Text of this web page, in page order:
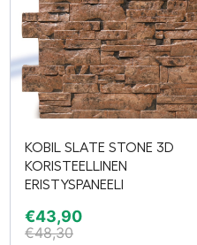
KOBIL SLATE STONE 3D
KORISTEELLINEN
ERISTYSPANEELI
€43,90
€48,30